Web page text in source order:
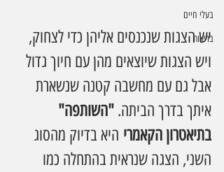
בעלי חיים
בריאות
יש הצגות שנכנסים אליהן כדי לצחוק,
ויש הצגות שיוצאים מהן עם חיוך גדול
אבל גם עם מחשבה קטנה שנשארת
איתך בדרך הביתה. "השותפה"
בתיאטרון הקאמרי היא בדיוק מהסוג
השני, הצגה שנראית בהתחלה כמו